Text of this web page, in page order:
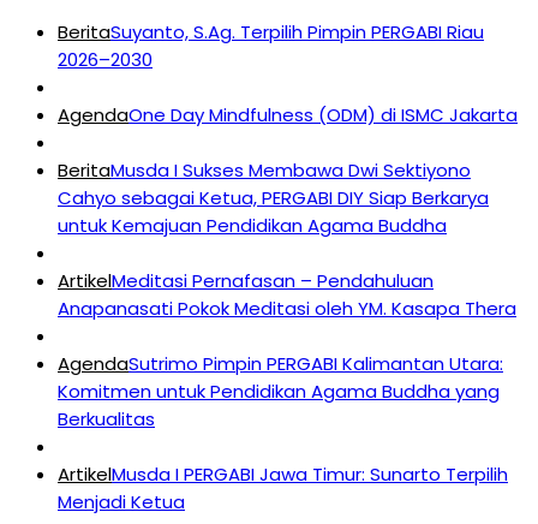
BeritaSuyanto, S.Ag. Terpilih Pimpin PERGABI Riau
2026–2030
AgendaOne Day Mindfulness (ODM) di ISMC Jakarta
BeritaMusda I Sukses Membawa Dwi Sektiyono
Cahyo sebagai Ketua, PERGABI DIY Siap Berkarya
untuk Kemajuan Pendidikan Agama Buddha
ArtikelMeditasi Pernafasan – Pendahuluan
Anapanasati Pokok Meditasi oleh YM. Kasapa Thera
AgendaSutrimo Pimpin PERGABI Kalimantan Utara:
Komitmen untuk Pendidikan Agama Buddha yang
Berkualitas
ArtikelMusda I PERGABI Jawa Timur: Sunarto Terpilih
Menjadi Ketua